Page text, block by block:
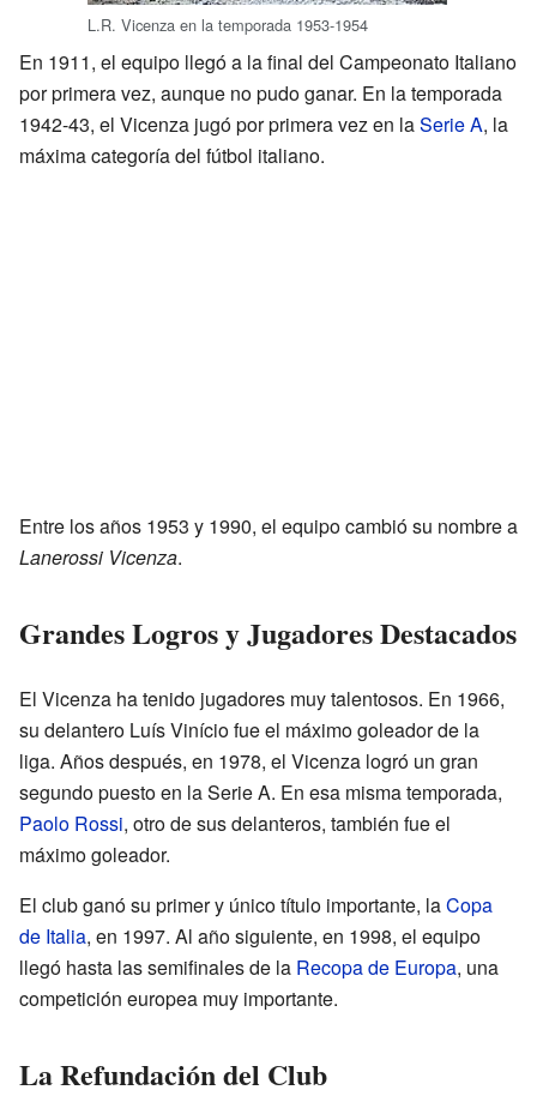
L.R. Vicenza en la temporada 1953-1954
En 1911, el equipo llegó a la final del Campeonato Italiano
por primera vez, aunque no pudo ganar. En la temporada
1942-43, el Vicenza jugó por primera vez en laSerie A, la
máxima categoría del fútbol italiano.
Entre los años 1953 y 1990, el equipo cambió su nombre a
Lanerossi Vicenza.
Grandes Logros y Jugadores Destacados
El Vicenza ha tenido jugadores muy talentosos. En 1966,
su delantero Luís Vinício fue el máximo goleador de la
liga. Años después, en 1978, el Vicenza logró un gran
segundo puesto en la Serie A. En esa misma temporada,
Paolo Rossi, otro de sus delanteros, también fue el
máximo goleador.
El club ganó su primer y único título importante, laCopa
de Italia, en 1997. Al año siguiente, en 1998, el equipo
llegó hasta las semifinales de la Recopa de Europa, una
competición europea muy importante.
La Refundación del Club